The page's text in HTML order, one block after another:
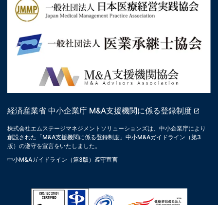
経済産業省 中小企業庁 M&A支援機関に係る登録制度
株式会社エムステージマネジメントソリューションズは、中小企業庁により
創設された「M&A支援機関に係る登録制度」中小M&Aガイドライン（第3
版）の遵守を宣言をいたしました。
中小M&Aガイドライン（第3版）遵守宣言